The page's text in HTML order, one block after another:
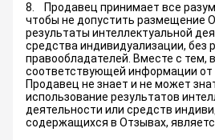
8. Продавец принимает все
чтобы не допустить размещение
результаты интеллектуальной
средства индивидуализации, без
правообладателей. Вместе с тем,
соответствующей информации от
Продавец не знает и не может
использование результатов
деятельности или средств
содержащихся в Отзывах,